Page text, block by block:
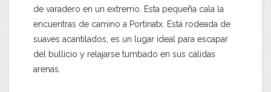
de varadero en un extremo. Esta pequeña cala la
encuentras de camino a Portinatx. Está rodeada de
suaves acantilados, es un lugar ideal para escapar
del bullicio y relajarse tumbado en sus cálidas
arenas.